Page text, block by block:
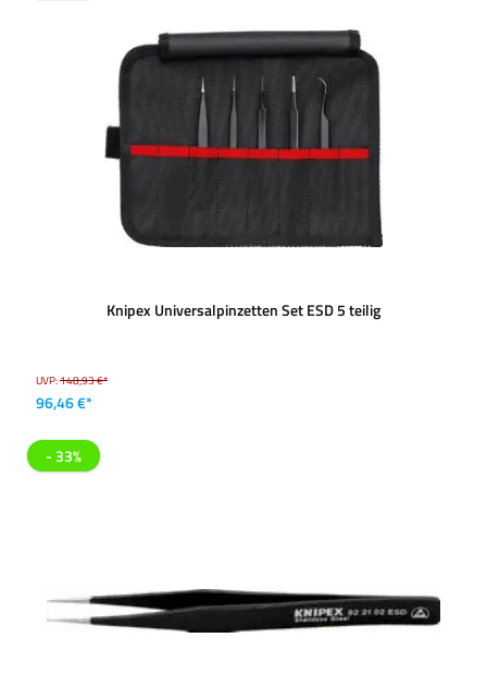
Knipex Universalpinzetten Set ESD 5 teilig
UVP:148,93 €*
96,46 €*
- 33%